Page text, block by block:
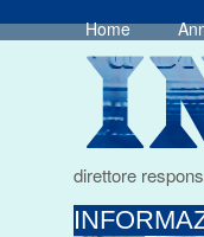
Home
direttore